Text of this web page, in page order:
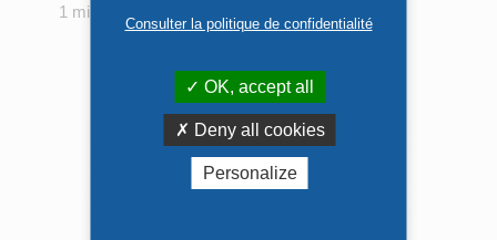
1 miniPCIe
TÉLÉCHARGER LE BON DE
TERMINÉ
Consulter la politique de confidentialité
OK, accept all
Deny all cookies
Personalize